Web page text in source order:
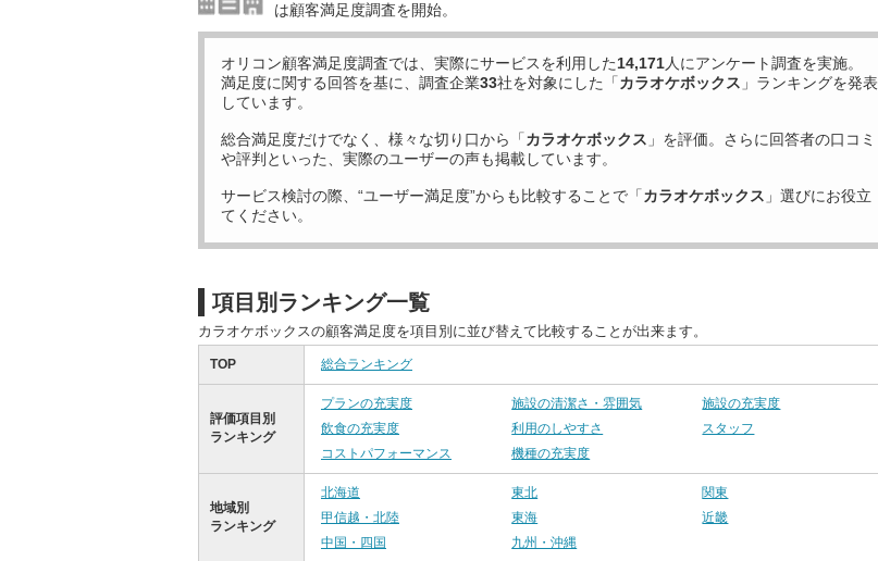
は顧客満足度調査を開始。
オリコン顧客満足度調査では、実際にサービスを利用した14,171人にアンケート調査を実施。
満足度に関する回答を基に、調査企業33社を対象にした「カラオケボックス 」ランキングを発表
しています。
総合満足度だけでなく、様々な切り口から「カラオケボックス 」を評価。さらに回答者の口コミ
や評判といった、実際のユーザーの声も掲載しています。
サービス検討の際、“ユーザー満足度”からも比較することで「カラオケボックス 」選びにお役立
てください。
項目別ランキング一覧
カラオケボックスの顧客満足度を項目別に並び替えて比較することが出来ます。
TOP 総合ランキング
評価項目別
ランキング
プランの充実度 施設の清潔さ・雰囲気
施設の充実度
飲食の充実度
利用のしやすさ
スタッフ
コストパフォーマンス
機種の充実度
地域別
ランキング
北海道 東北
関東
甲信越・北陸
東海
近畿
中国・四国
九州・沖縄